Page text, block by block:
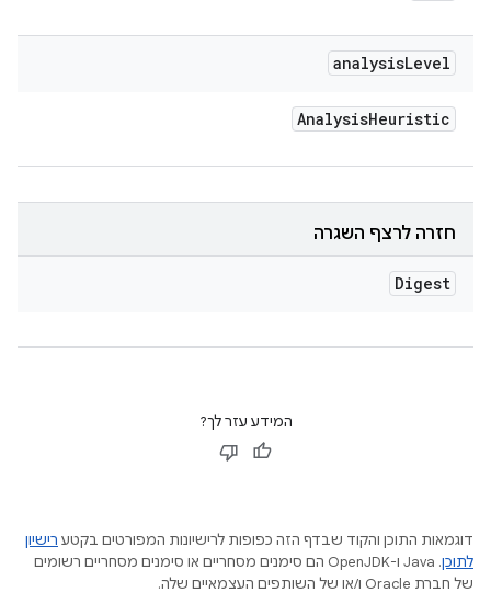
analysisLevel
AnalysisHeuristic
חזרה לרצף השגרה
Digest
המידע עזר לך?
דוגמאות התוכן והקוד שבדף הזה כפופות לרישיונות המפורטים בקטע רישיון
לתוכן
.‏ Java ו-OpenJDK הם סימנים מסחריים או סימנים מסחריים רשומים
של חברת Oracle ו/או של השותפים העצמאיים שלה.